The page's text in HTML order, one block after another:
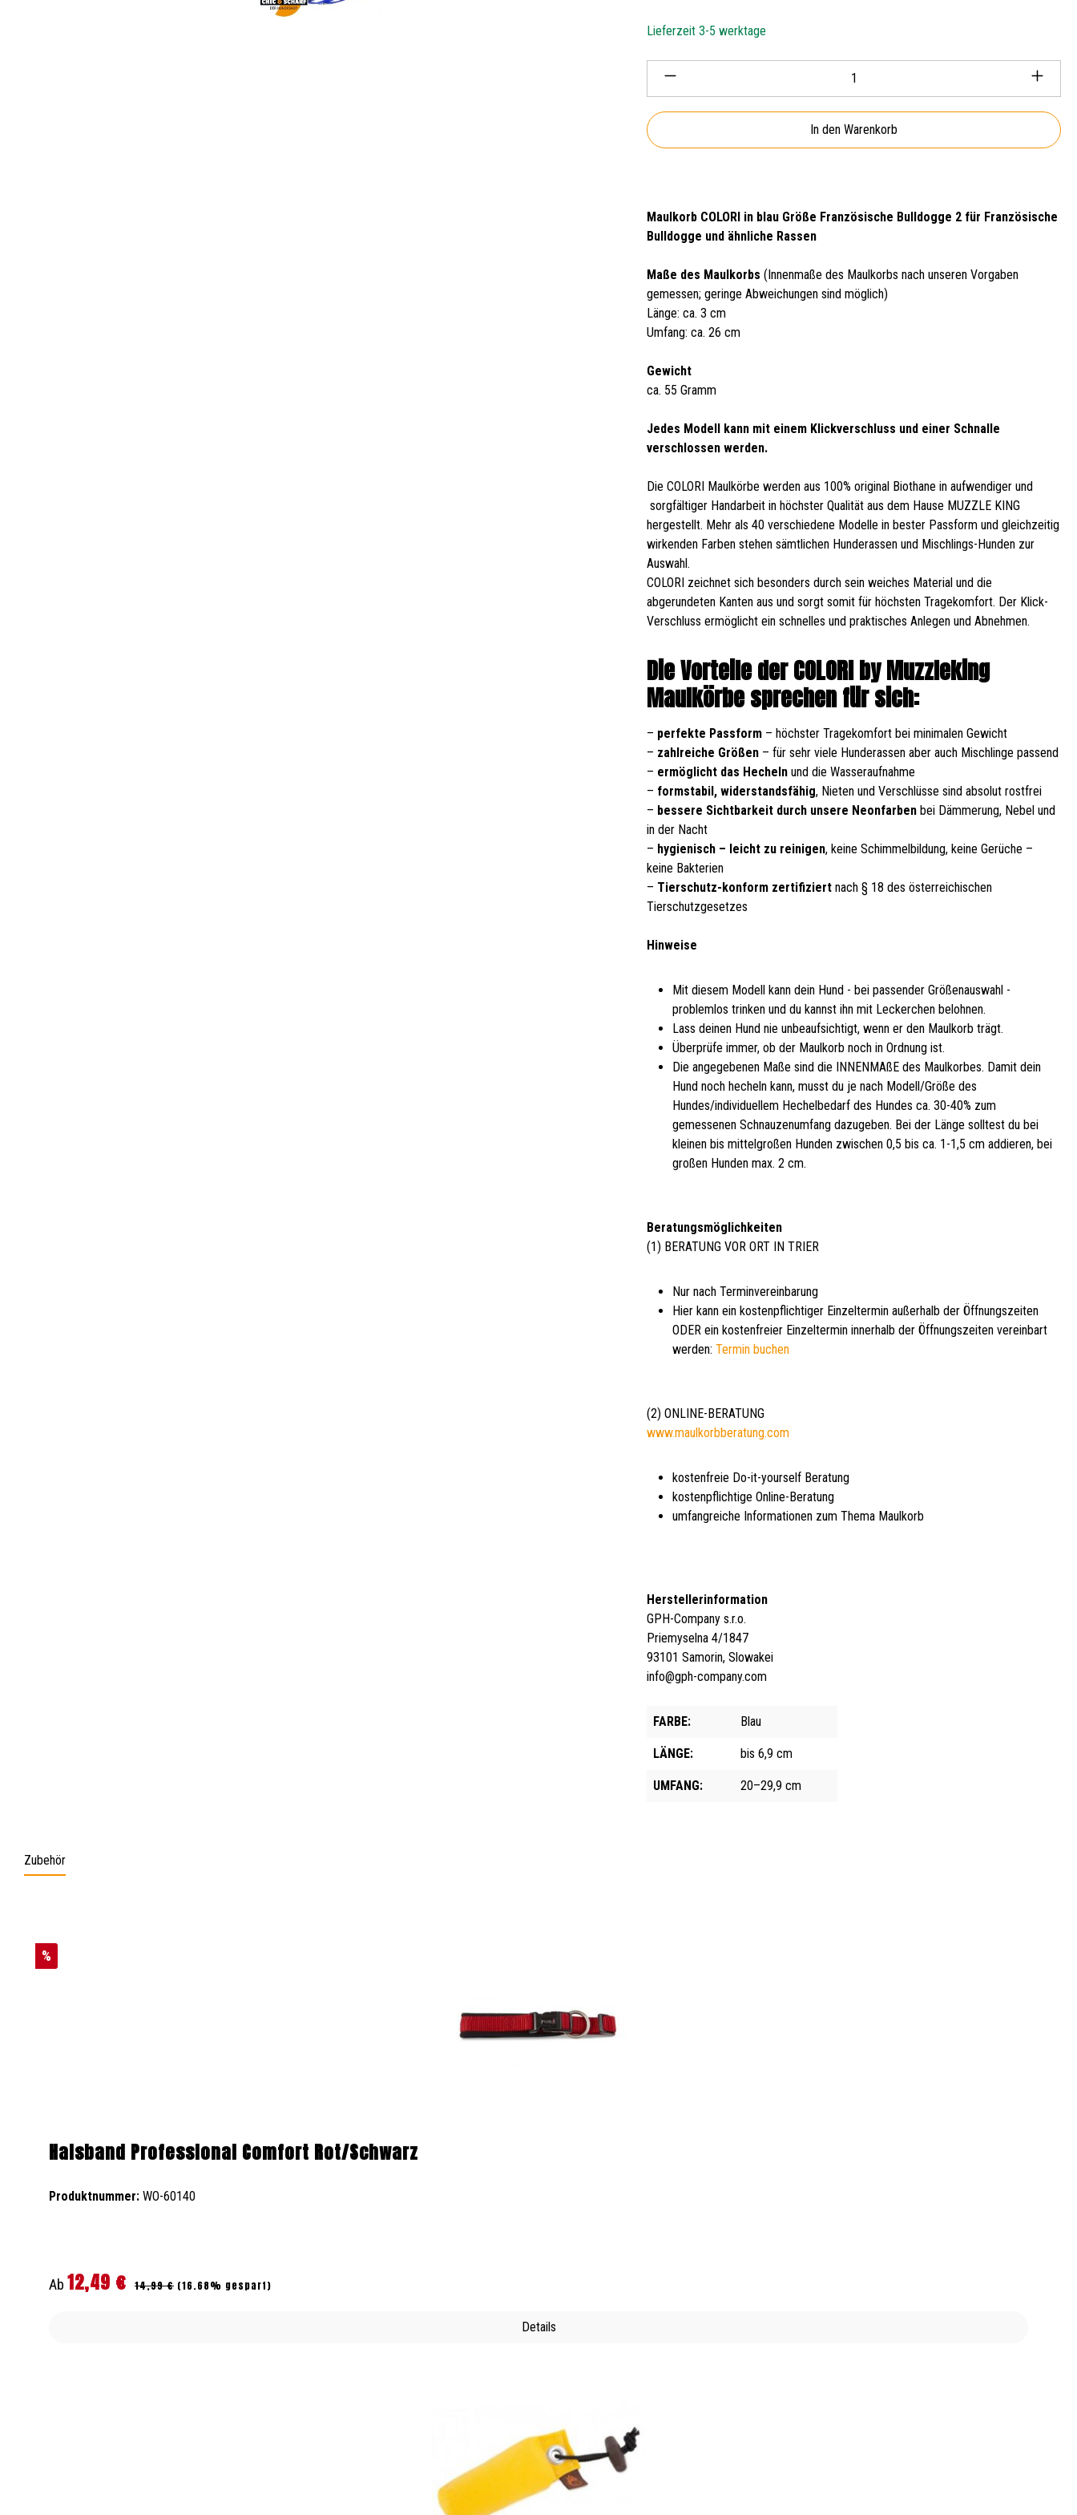
Lieferzeit 3-5 werktage
Produkt Anzahl: Gib den gewünschten Wert ein oder
In den Warenkorb
Maulkorb COLORI in blau Größe Französische Bulldogge 2 für Französische
Bulldogge und ähnliche Rassen
Maße des Maulkorbs (Innenmaße des Maulkorbs nach unseren Vorgaben
gemessen; geringe Abweichungen sind möglich)
Länge: ca. 3 cm
Umfang: ca. 26 cm
Gewicht
ca. 55 Gramm
Jedes Modell kann mit einem Klickverschluss und einer Schnalle
verschlossen werden.
Die COLORI Maulkörbe werden aus 100% original Biothane in aufwendiger und
sorgfältiger Handarbeit in höchster Qualität aus dem Hause MUZZLE KING
hergestellt. Mehr als 40 verschiedene Modelle in bester Passform und gleichzeitig
wirkenden Farben stehen sämtlichen Hunderassen und Mischlings-Hunden zur
Auswahl.
COLORI zeichnet sich besonders durch sein weiches Material und die
abgerundeten Kanten aus und sorgt somit für höchsten Tragekomfort. Der Klick-
Verschluss ermöglicht ein schnelles und praktisches Anlegen und Abnehmen.
Die Vorteile der COLORI by Muzzleking
Maulkörbe sprechen für sich:
– perfekte Passform – höchster Tragekomfort bei minimalen Gewicht
– zahlreiche Größen – für sehr viele Hunderassen aber auch Mischlinge passend
– ermöglicht das Hecheln und die Wasseraufnahme
– formstabil, widerstandsfähig, Nieten und Verschlüsse sind absolut rostfrei
– bessere Sichtbarkeit durch unsere Neonfarben bei Dämmerung, Nebel und
in der Nacht
– hygienisch – leicht zu reinigen, keine Schimmelbildung, keine Gerüche –
keine Bakterien
– Tierschutz-konform zertifiziert nach § 18 des österreichischen
Tierschutzgesetzes
Hinweise
Mit diesem Modell kann dein Hund - bei passender Größenauswahl -
problemlos trinken und du kannst ihn mit Leckerchen belohnen.
Lass deinen Hund nie unbeaufsichtigt, wenn er den Maulkorb trägt.
Überprüfe immer, ob der Maulkorb noch in Ordnung ist.
Die angegebenen Maße sind die INNENMAßE des Maulkorbes. Damit dein
Hund noch hecheln kann, musst du je nach Modell/Größe des
Hundes/individuellem Hechelbedarf des Hundes ca. 30-40% zum
gemessenen Schnauzenumfang dazugeben. Bei der Länge solltest du bei
kleinen bis mittelgroßen Hunden zwischen 0,5 bis ca. 1-1,5 cm addieren, bei
großen Hunden max. 2 cm.
Beratungsmöglichkeiten
(1) BERATUNG VOR ORT IN TRIER
Nur nach Terminvereinbarung
Hier kann ein kostenpflichtiger Einzeltermin außerhalb der Öffnungszeiten
ODER ein kostenfreier Einzeltermin innerhalb der Öffnungszeiten vereinbart
werden:Termin buchen
(2) ONLINE-BERATUNG
www.maulkorbberatung.com
kostenfreie Do-it-yourself Beratung
kostenpflichtige Online-Beratung
umfangreiche Informationen zum Thema Maulkorb
Herstellerinformation
GPH-Company s.r.o.
Priemyselna 4/1847
93101 Samorin, Slowakei
info@gph-company.com
FARBE: Blau
LÄNGE: bis 6,9 cm
UMFANG: 20–29,9 cm
Zubehör
%
Halsband Professional Comfort Rot/Schwarz
Produktnummer: WO-60140
Verkaufspreis:
Ab 12,49 € Regulärer Preis:
14,99 € (16.68% gespart)
Details